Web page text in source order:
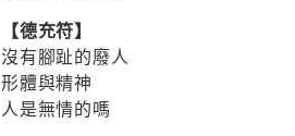
【德充符】
沒有腳趾的廢人
形體與精神
人是無情的嗎